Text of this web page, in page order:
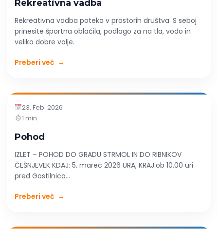
Rekreativna vadba
Rekreativna vadba poteka v prostorih društva. S seboj
prinesite športna oblačila, podlago za na tla, vodo in
veliko dobre volje.
Preberi več →
23. Feb. 2026
1 min
Pohod
IZLET – POHOD DO GRADU STRMOL IN DO RIBNIKOV
ČEŠNJEVEK KDAJ: ​​5. marec 2026 URA, KRAJ:​ob 10.00 uri
pred Gostilnico...
Preberi več →